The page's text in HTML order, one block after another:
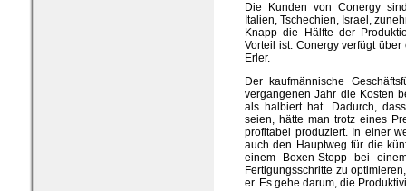
Die Kunden von Conergy
Italien, Tschechien, Israel,
Knapp die Hälfte der
Vorteil ist: Conergy verfügt
Erler.
Der kaufmännische
vergangenen Jahr die Kosten
als halbiert hat. Dadurch,
seien, hätte man trotz eines
profitabel produziert. In einer
auch den Hauptweg für die
einem Boxen-Stopp bei
Fertigungsschritte zu
er. Es gehe darum, die